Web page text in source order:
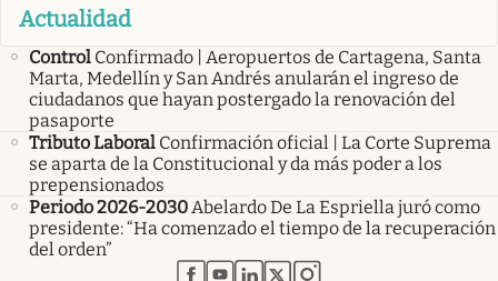
Actualidad
Control Confirmado | Aeropuertos de Cartagena, Santa
Marta, Medellín y San Andrés anularán el ingreso de
ciudadanos que hayan postergado la renovación del
pasaporte
Tributo Laboral Confirmación oficial | La Corte Suprema
se aparta de la Constitucional y da más poder a los
prepensionados
Periodo 2026-2030Abelardo De La Espriella juró como
presidente: “Ha comenzado el tiempo de la recuperación
del orden”
abre en nueva pestaña
abre en nueva pestaña
abre en nueva pestaña
abre en nueva pestaña
abre en nueva pestaña